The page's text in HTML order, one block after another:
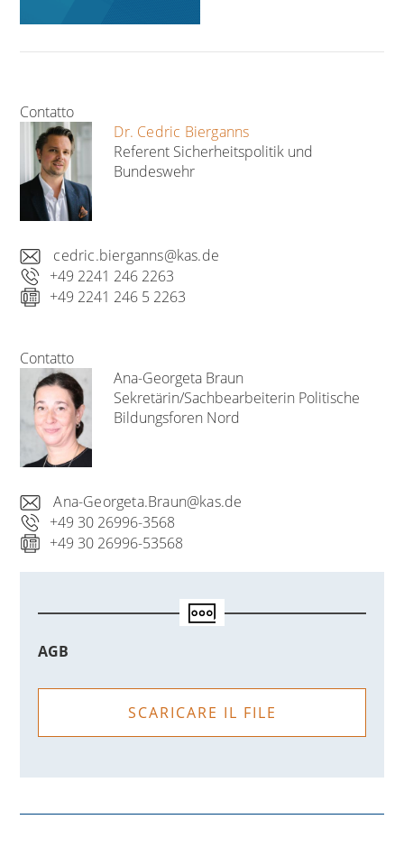
Contatto
Dr. Cedric Bierganns
Referent Sicherheitspolitik und
Bundeswehr
cedric.bierganns@kas.de
+49 2241 246 2263
+49 2241 246 5 2263
Contatto
Ana-Georgeta Braun
Sekretärin/Sachbearbeiterin Politische
Bildungsforen Nord
Ana-Georgeta.Braun@kas.de
+49 30 26996-3568
+49 30 26996-53568
AGB
SCARICARE IL FILE